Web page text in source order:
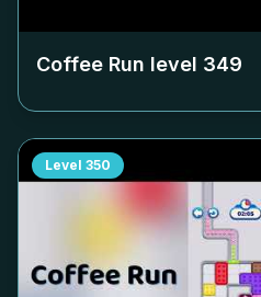
Coffee Run level 349
Level 350